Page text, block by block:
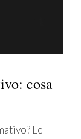
cosa
Le